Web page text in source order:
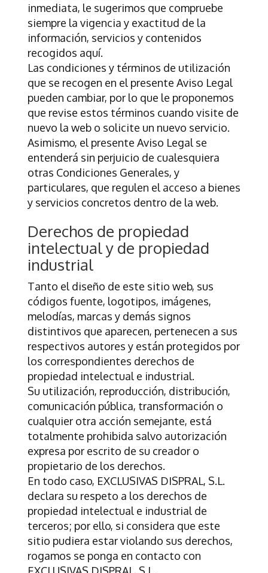
inmediata, le sugerimos que compruebe
siempre la vigencia y exactitud de la
información, servicios y contenidos
recogidos aquí.
Las condiciones y términos de utilización
que se recogen en el presente Aviso Legal
pueden cambiar, por lo que le proponemos
que revise estos términos cuando visite de
nuevo la web o solicite un nuevo servicio.
Asimismo, el presente Aviso Legal se
entenderá sin perjuicio de cualesquiera
otras Condiciones Generales, y
particulares, que regulen el acceso a bienes
y servicios concretos dentro de la web.
Derechos de propiedad
intelectual y de propiedad
industrial
Tanto el diseño de este sitio web, sus
códigos fuente, logotipos, imágenes,
melodías, marcas y demás signos
distintivos que aparecen, pertenecen a sus
respectivos autores y están protegidos por
los correspondientes derechos de
propiedad intelectual e industrial.
Su utilización, reproducción, distribución,
comunicación pública, transformación o
cualquier otra acción semejante, está
totalmente prohibida salvo autorización
expresa por escrito de su creador o
propietario de los derechos.
En todo caso, EXCLUSIVAS DISPRAL, S.L.
declara su respeto a los derechos de
propiedad intelectual e industrial de
terceros; por ello, si considera que este
sitio pudiera estar violando sus derechos,
rogamos se ponga en contacto con